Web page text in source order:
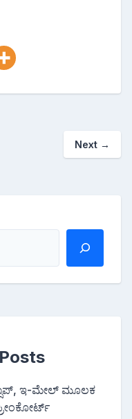
Next →
ಇ-ಮೇಲ್ ಮೂಲಕ